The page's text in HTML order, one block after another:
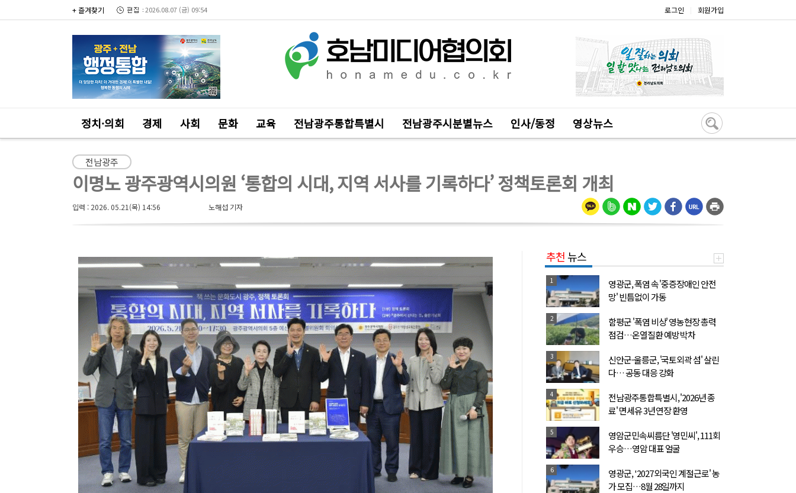
+ 즐겨찾기 2026.08.07 (금) 09:54 로그인 회원가입
정치·의회 경제 사회 문화 교육 전남광주통합특별시 전남광주시분별뉴스 인사/동정 영상뉴스
전남광주
이명노 광주광역시의원 ‘통합의 시대, 지역 서사를 기록하다’ 정책토론회 개최
입력 : 2026. 05.21(목) 14:56 노해섭 기자
추천 뉴스
1
영광군, 폭염 속 '중증장애인 안전
망' 빈틈없이 가동
2
함평군 '폭염 비상' 영농현장 총력
점검…온열질환 예방 박차
3
신안군-울릉군, '국토외곽 섬' 살린
다… 공동 대응 강화
4
전남광주통합특별시, '2026년 종
료' 면세유 3년 연장 환영
5
영암군민속씨름단 '영민씨', 111회
우승…영암 대표 얼굴
6
영광군, '2027 외국인 계절근로' 농
가 모집…8월 28일까지